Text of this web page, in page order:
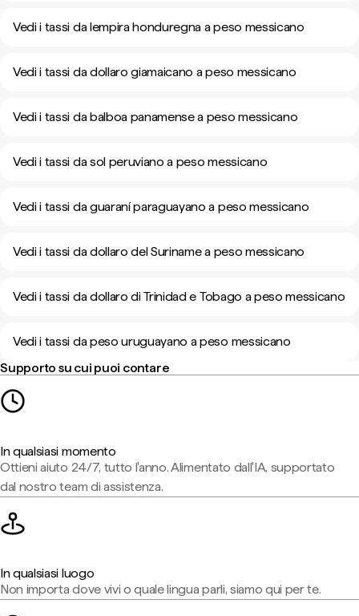
Vedi i tassi da lempira honduregna a peso messicano
Vedi i tassi da dollaro giamaicano a peso messicano
Vedi i tassi da balboa panamense a peso messicano
Vedi i tassi da sol peruviano a peso messicano
Vedi i tassi da guaraní paraguayano a peso messicano
Vedi i tassi da dollaro del Suriname a peso messicano
Vedi i tassi da dollaro di Trinidad e Tobago a peso messicano
Vedi i tassi da peso uruguayano a peso messicano
Supporto su cui puoi contare
In qualsiasi momento
Ottieni aiuto 24/7, tutto l'anno. Alimentato dall'IA, supportato
dal nostro team di assistenza.
In qualsiasi luogo
Non importa dove vivi o quale lingua parli, siamo qui per te.